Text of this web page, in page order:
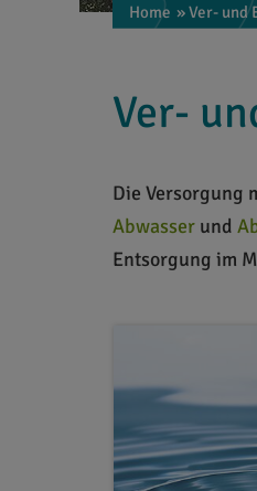
Home » Ver- und
Ver-
Die Versorgung
Abwasser und
Entsorgung im